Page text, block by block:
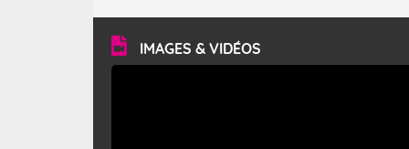
vitesse moyenne de 50 km/h et atteindre 80 à 100 km/h
en rafales, parfois davantage. Il parcourt la basse vallée
du Rhône et la Provence et envahit le littoral
méditerranéen à partir de la Camargue.
IMAGES & VIDÉOS